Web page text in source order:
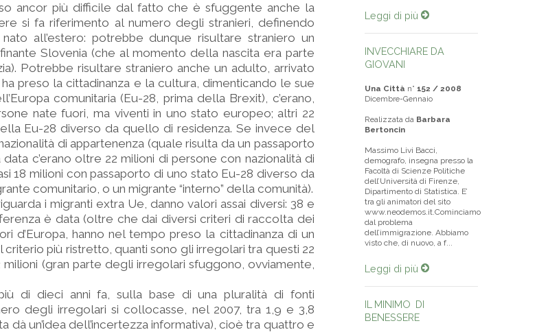
ancor più difficile dal fatto che è sfuggente anche la
si fa riferimento al numero degli stranieri, definendo
all’estero: potrebbe dunque risultare straniero un
Slovenia (che al momento della nascita era parte
Potrebbe risultare straniero anche un adulto, arrivato
ha preso la cittadinanza e la cultura, dimenticando le sue
comunitaria (Eu-28, prima della Brexit), c’erano,
nate fuori, ma viventi in uno stato europeo; altri 22
Eu-28 diverso da quello di residenza. Se invece del
di appartenenza (quale risulta da un passaporto
c’erano oltre 22 milioni di persone con nazionalità di
18 milioni con passaporto di uno stato Eu-28 diverso da
comunitario, o un migrante “interno” della comunità).
i migranti extra Ue, danno valori assai diversi: 38 e
è data (oltre che dai diversi criteri di raccolta dei
d’Europa, hanno nel tempo preso la cittadinanza di un
più ristretto, quanti sono gli irregolari tra questi 22
milioni (gran parte degli irregolari sfuggono, ovviamente,
di dieci anni fa, sulla base di una pluralità di fonti
degli irregolari si collocasse, nel 2007, tra 1,9 e 3,8
dà un’idea dell’incertezza informativa), cioè tra quattro e
Leggi di più
INVECCHIARE DA
GIOVANI
Una Città n° 152 / 2008
Dicembre-Gennaio
Realizzata da Barbara
Bertoncin
Massimo Livi Bacci,
demografo, insegna presso la
Facoltà di Scienze Politiche
dell’Università di Firenze,
Dipartimento di Statistica. E’
tra gli animatori del sito
www.neodemos.it.Cominciamo
dal problema
dell’immigrazione. Abbiamo
visto che, di nuovo, a f...
Leggi di più
IL MINIMO DI
BENESSERE